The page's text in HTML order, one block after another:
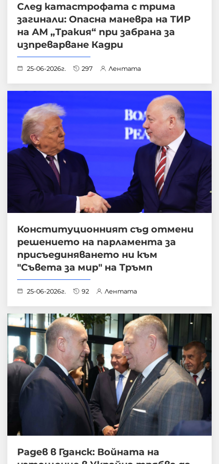
След катастрофата с трима
загинали: Опасна маневра на ТИР
на АМ „Тракия“ при забрана за
изпреварване Кадри
25-06-2026г. 297 Лентата
Конституционният съд отмени
решението на парламента за
присъединяването ни към
"Съвета за мир" на Тръмп
25-06-2026г. 92 Лентата
Радев в Гданск: Войната на